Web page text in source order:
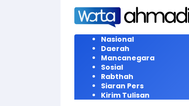
Langsung
konten
Nasional
Daerah
Mancanegara
Sosial
Rabthah
Siaran Pers
Kirim Tulisan